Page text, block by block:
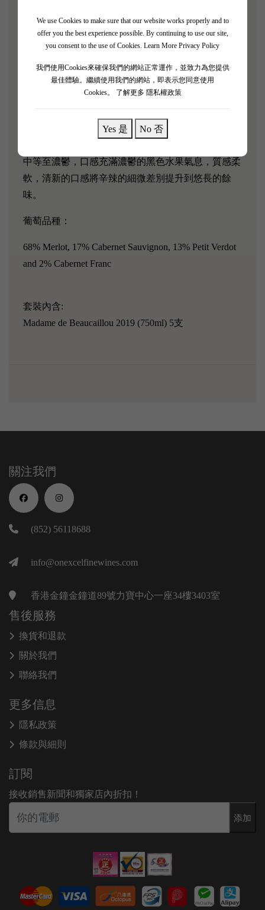
We use Cookies to make sure that our website works properly and to
offer you the best experience possible. By continuing to use our site,
you consent to the use of Cookies. Learn More Privacy Policy
我們使用Cookies來確保我們的網站正常運作，並致力為您提供
最佳體驗。繼續使用我們的網站，即表示您同意使用
Cookies。
了解更多 隱私權政策
Yes 是 No 否
Château Ducru-Beaucaillou 於 1941 年被 Borie 家族收
購，因其非凡的風土而得名。 在意志堅定、才華橫
溢的 Bruno Borie 的領導下，Ducru-Beaucaillou 已成
為聖朱利安最偉大的葡萄酒之一。
該酒將在法國橡木桶中陳釀 12 個月，其中 20% 是新
橡木桶。 酒呈現深石榴紅色，從玻璃杯中散發出李
子蜜餞、藍莓派和莫雷洛櫻桃的味道，再加上肉桂
中等至濃鬱，口感充滿濃鬱的黑色水果氣息，質感柔
軟，清新的口感將辛辣的細微差別提升到悠長的餘
味。
葡萄品種：
68% Merlot, 17% Cabernet Sauvignon, 13% Petit Verdot
and 2% Cabernet Franc
套裝內含:
Madame de Beaucaillou 2019 (750ml) 5支
關注我們
(852) 56118688
info@onexcelfinewines.com
香港金鐘金鐘道89號力寶中心一座34樓3403室
售後服務
換貨和退款
關於我們
聯絡我們
更多信息
隱私政策
條款與細則
訂閱
接收銷售新聞和獨家店內折扣！
添加